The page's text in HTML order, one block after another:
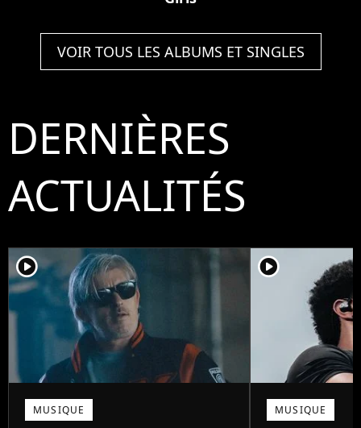
VOIR TOUS LES ALBUMS ET SINGLES
DERNIÈRES
ACTUALITÉS
player2
MUSIQUE
player2
MUSIQUE